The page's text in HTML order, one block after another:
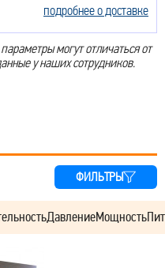
подробнее о доставке
могут отличаться от
у наших сотрудников.
ФИЛЬТРЫ
ДавлениеМощность